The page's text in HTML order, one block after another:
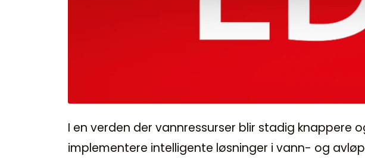
I en verden der vannressurser blir stadig
implementere intelligente løsninger i vann- og